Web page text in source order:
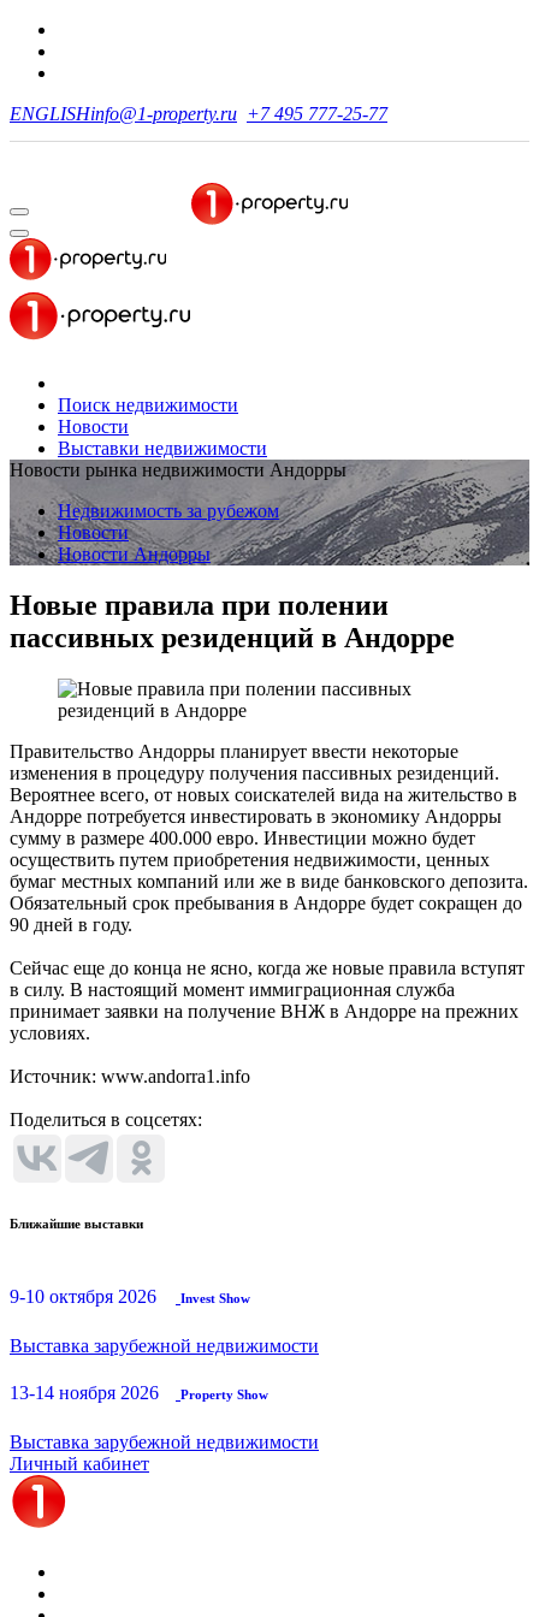
ENGLISHinfo@1-property.ru +7 495 777-25-77
Поиск недвижимости
Новости
Выставки недвижимости
Новости рынка недвижимости Андорры
Недвижимость за рубежом
Новости
Новости Андорры
Новые правила при полении
пассивных резиденций в Андорре
Правительство Андорры планирует ввести некоторые
изменения в процедуру получения пассивных резиденций.
Вероятнее всего, от новых соискателей вида на жительство в
Андорре потребуется инвестировать в экономику Андорры
сумму в размере 400.000 евро. Инвестиции можно будет
осуществить путем приобретения недвижимости, ценных
бумаг местных компаний или же в виде банковского депозита.
Обязательный срок пребывания в Андорре будет сокращен до
90 дней в году.
Сейчас еще до конца не ясно, когда же новые правила вступят
в силу. В настоящий момент иммиграционная служба
принимает заявки на получение ВНЖ в Андорре на прежних
условиях.
Источник: www.andorra1.info
Поделиться в соцсетях:
Ближайшие выставки
9-10 октября 2026 Invest Show
Выставка зарубежной недвижимости
13-14 ноября 2026 Property Show
Выставка зарубежной недвижимости
Личный кабинет